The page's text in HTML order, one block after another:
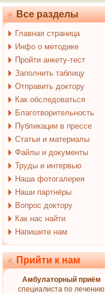
Все разделы
Главная страница
Инфо о методике
Пройти анкету-тест
Заполнить таблицу
Отправить доктору
Как обследоваться
Благотворительность
Публикации в прессе
Статьи и материалы
Файлы и документы
Труды и интервью
Наша фотогалерея
Наши партнёры
Вопрос доктору
Как нас найти
Напишите нам
Прийти к нам
Амбулаторный приём
специалиста по лечению